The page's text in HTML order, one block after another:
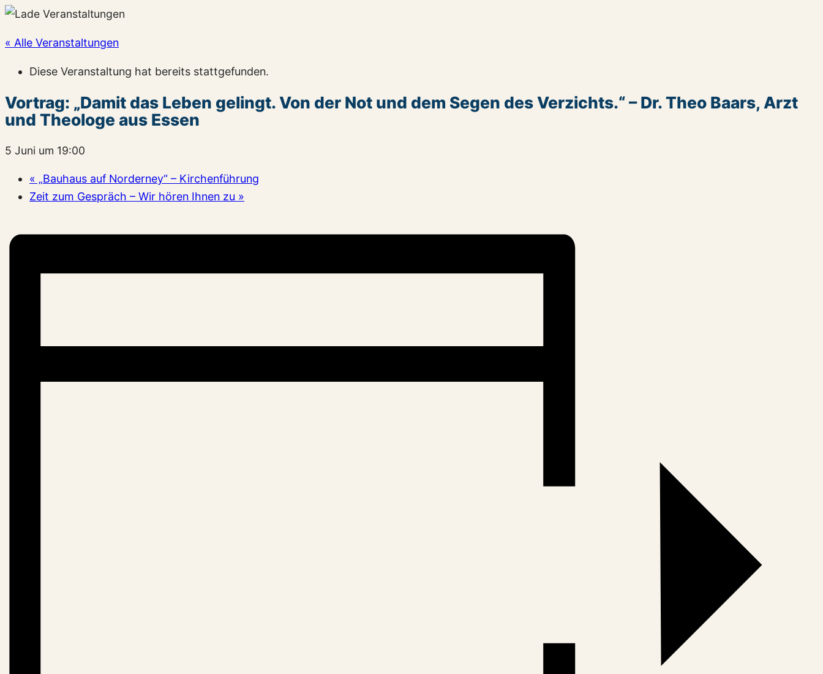
« Alle Veranstaltungen
Diese Veranstaltung hat bereits stattgefunden.
Vortrag: „Damit das Leben gelingt. Von der Not und dem Segen des Verzichts.“ – Dr. Theo Baars, Arzt
und Theologe aus Essen
5 Juni um 19:00
« „Bauhaus auf Norderney“ – Kirchenführung
Zeit zum Gespräch – Wir hören Ihnen zu »